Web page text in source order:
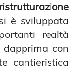
è sviluppata
realtà
con
cantieristica